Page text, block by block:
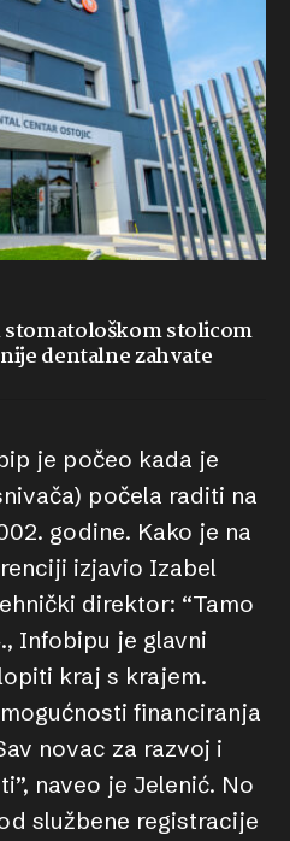
stomatološkom stolicom
dentalne zahvate
je počeo kada je
počela raditi na
godine. Kako je na
izjavio Izabel
direktor: “Tamo
Infobipu je glavni
kraj s krajem.
financiranja
novac za razvoj i
naveo je Jelenić. No
službene registracije